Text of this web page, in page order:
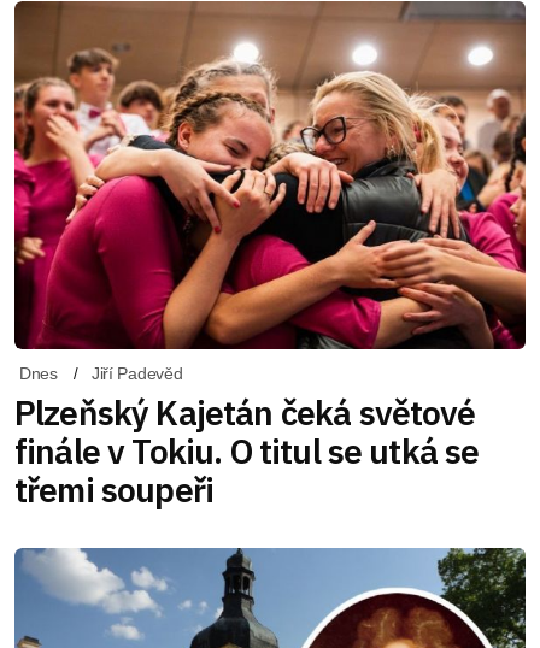
Dnes Jiří Padevěd
Plzeňský Kajetán čeká světové
finále v Tokiu. O titul se utká se
třemi soupeři